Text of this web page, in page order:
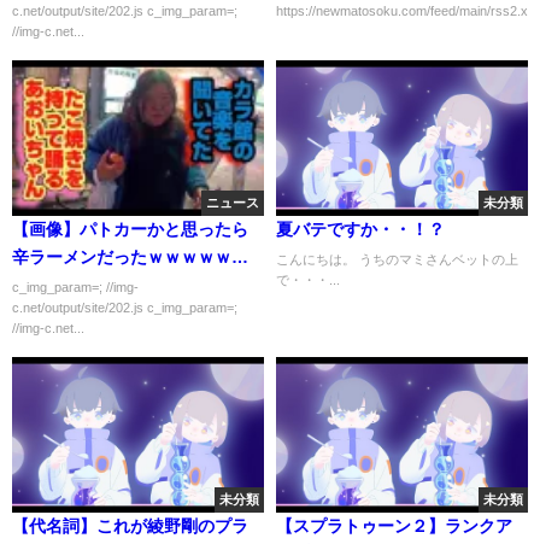
c.net/output/site/202.js c_img_param=;
//img-c.net...
https://newmatosoku.com/feed/main/
ニュース
【画像】パトカーかと思ったら
辛ラーメンだったｗｗｗｗｗｗ
ｗｗ
c_img_param=; //img-
c.net/output/site/202.js c_img_param=;
//img-c.net...
未分類
夏バテですか・・！？
こんにちは。 うちのマミさんベットの上
で・・・...
未分類
【代名詞】これが綾野剛のプラ
未分類
【スプラトゥーン２】ランクア